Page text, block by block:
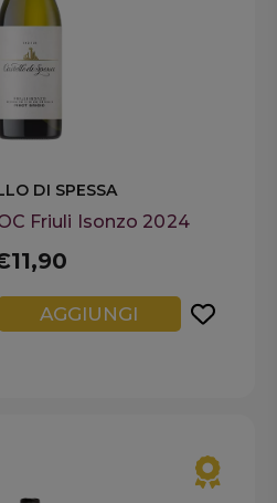
DI SPESSA
Friuli Isonzo 2024
AGGIUNGI